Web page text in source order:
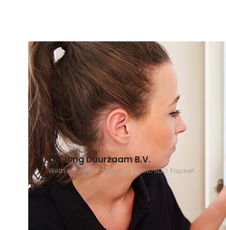
De Jong Duurzaam B.V.
Weth van der Zandeweg 14, 8075DD Elspeet